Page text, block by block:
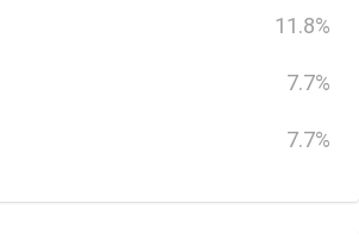
11.8%
7.7%
7.7%